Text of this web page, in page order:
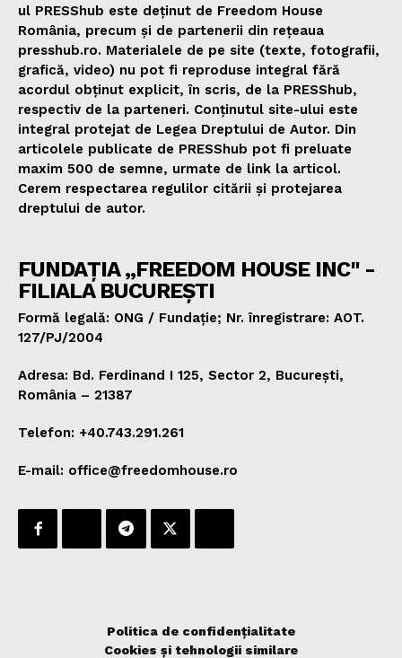
ul PRESShub este deținut de Freedom House
România, precum și de partenerii din rețeaua
presshub.ro. Materialele de pe site (texte, fotografii,
grafică, video) nu pot fi reproduse integral fără
acordul obținut explicit, în scris, de la PRESShub,
respectiv de la parteneri. Conținutul site-ului este
integral protejat de Legea Dreptului de Autor. Din
articolele publicate de PRESShub pot fi preluate
maxim 500 de semne, urmate de link la articol.
Cerem respectarea regulilor citării și protejarea
dreptului de autor.
FUNDAȚIA „FREEDOM HOUSE INC" -
FILIALA BUCUREȘTI
Formă legală: ONG / Fundație; Nr. înregistrare: AOT.
127/PJ/2004
Adresa: Bd. Ferdinand I 125, Sector 2, București,
România – 21387
Telefon: +40.743.291.261
E-mail: office@freedomhouse.ro
Politica de confidențialitate
Cookies și tehnologii similare